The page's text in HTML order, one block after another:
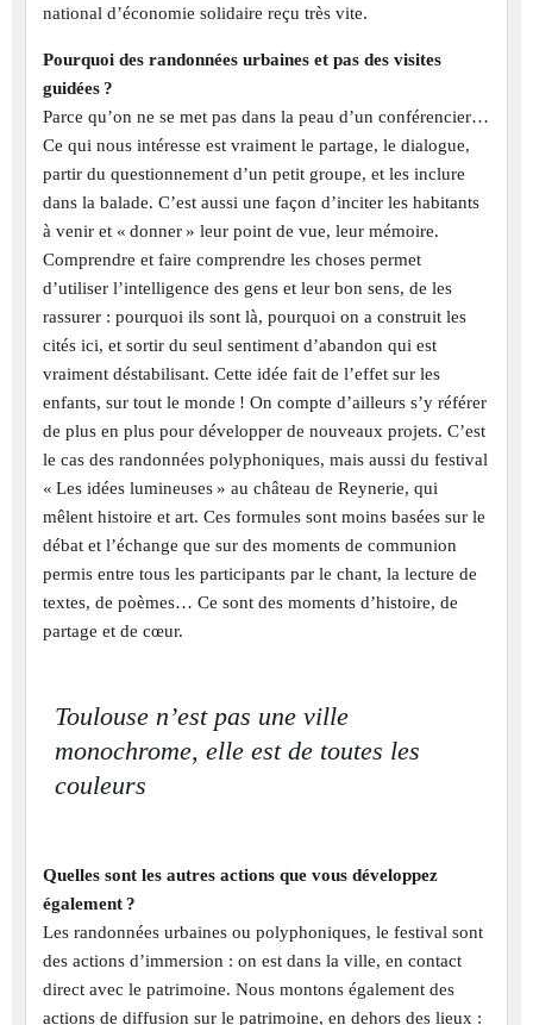
national d’économie solidaire reçu très vite.
Pourquoi des randonnées urbaines et pas des visites
guidées ?
Parce qu’on ne se met pas dans la peau d’un conférencier…
Ce qui nous intéresse est vraiment le partage, le dialogue,
partir du questionnement d’un petit groupe, et les inclure
dans la balade. C’est aussi une façon d’inciter les habitants
à venir et « donner » leur point de vue, leur mémoire.
Comprendre et faire comprendre les choses permet
d’utiliser l’intelligence des gens et leur bon sens, de les
rassurer : pourquoi ils sont là, pourquoi on a construit les
cités ici, et sortir du seul sentiment d’abandon qui est
vraiment déstabilisant. Cette idée fait de l’effet sur les
enfants, sur tout le monde ! On compte d’ailleurs s’y référer
de plus en plus pour développer de nouveaux projets. C’est
le cas des randonnées polyphoniques, mais aussi du festival
« Les idées lumineuses » au château de Reynerie, qui
mêlent histoire et art. Ces formules sont moins basées sur le
débat et l’échange que sur des moments de communion
permis entre tous les participants par le chant, la lecture de
textes, de poèmes… Ce sont des moments d’histoire, de
partage et de cœur.
Toulouse n’est pas une ville
monochrome, elle est de toutes les
couleurs
Quelles sont les autres actions que vous développez
également ?
Les randonnées urbaines ou polyphoniques, le festival sont
des actions d’immersion : on est dans la ville, en contact
direct avec le patrimoine. Nous montons également des
actions de diffusion sur le patrimoine, en dehors des lieux :